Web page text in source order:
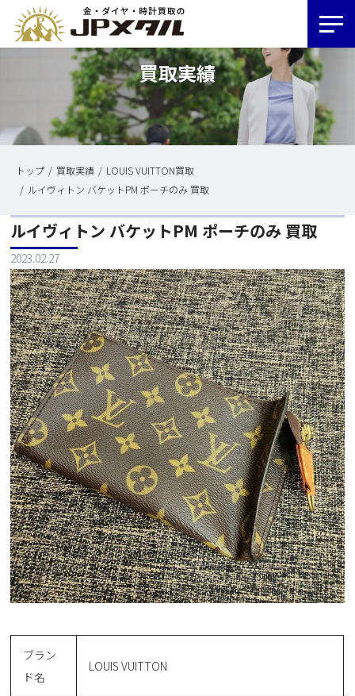
買取実績
トップ 買取実績
LOUIS VUITTON買取
ルイヴィトン バケットPM ポーチのみ 買取
ルイヴィトン バケットPM ポーチのみ 買取
2023.02.27
ブラン
ド名
LOUIS VUITTON